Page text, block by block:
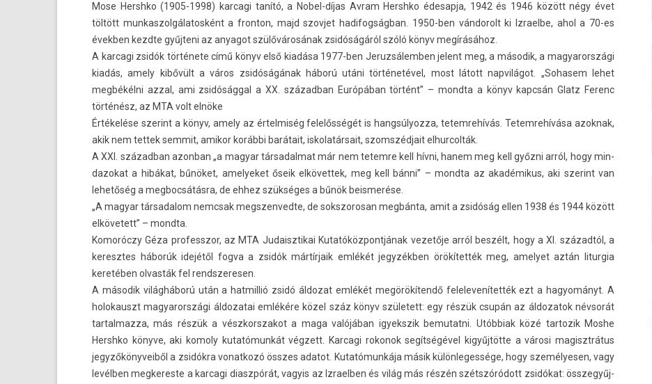
Mose Hershko (1905-1998) kar­cagi tanító, a Nobel-díjas Avram Hershko éde­sap­ja, 1942 és 1946 között négy évet
töltött mun­kaszol­gálatos­ként a fron­ton, majd szov­jet hadifog­ságban. 1950-ben ván­dorolt ki Iz­rael­be, ahol a 70-es
évekb­en kezdte gyűjteni az an­yagot szülővárosának zsidóságáról szóló könyv megírásához.
A kar­cagi zsidók története című könyv első kiadása 1977-ben Jeruz­sálemb­en jelent meg, a második, a magyarországi
kiadás, amely kibővült a város zsidóságának háború utáni történetével, most látott nap­világot. „Sohasem lehet
megbékélni azzal, ami zsidósággal a XX. század­ban Európában történt” – mondta a könyv kapcsán Glatz Ferenc
történész, az MTA volt elnöke
Értékelése szerint a könyv, amely az értel­miség felelősségét is han­gsúlyoz­za, tetem­rehívás. Tetem­rehívása azok­nak,
akik nem tet­tek sem­mit, amikor korábbi barátait, is­kolatár­sait, szomszéd­jait el­hurcol­ták.
A XXI. század­ban azon­ban „a magyar tár­sadal­mat már nem tetem­re kell hívni, hanem meg kell győzni arról, hogy min­
dazokat a hibákat, bűnöket, amelyeket őseik el­követ­tek, meg kell bánni” – mondta az akadémikus, aki szerint van
lehetőség a meg­bocsátás­ra, de ehhez szükséges a bűnök be­is­merése.
„A magyar tár­sadalom nemcsak megszen­vedte, de sokszorosan megbánta, amit a zsidóság ellen 1938 és 1944 között
el­követett” – mondta.
Komoróczy Géza pro­fesszor, az MTA Judaisztikai Kutatóköz­pontjának vezetője arról beszélt, hogy a XI. századtól, a
keresztes háborúk idejétől fogva a zsidók mártírjaik emlékét jegyzékben örökítették meg, amelyet aztán lit­ur­gia
keretében ol­vasták fel re­ndszeres­en.
A második világháború után a hat­millió zsidó áldozat emlékét megörökítendő felelevenítet­ték ezt a hagyományt. A
holokauszt magyarországi áldozatai emlékére közel száz könyv született: egy részük csupán az áldozatok névsorát
tar­talmaz­za, más részük a vészkorszakot a maga valójában igyekszik be­mutat­ni. Utóbbiak közé tar­tozik Moshe
Hershko könyve, aki komo­ly kutatómunkát végzett. Kar­cagi rokonok segítségével kigyűjtötte a városi magisztrátus
jegyzőkönyveiből a zsidókra vonat­kozó összes adatot. Kutatómunkája másik külön­leges­sége, hogy személyes­en, vagy
levélben meg­keres­te a kar­cagi di­aszpórát, vagyis az Iz­raelb­en és világ más részén szétszóródott zsidókat: összegyűj­